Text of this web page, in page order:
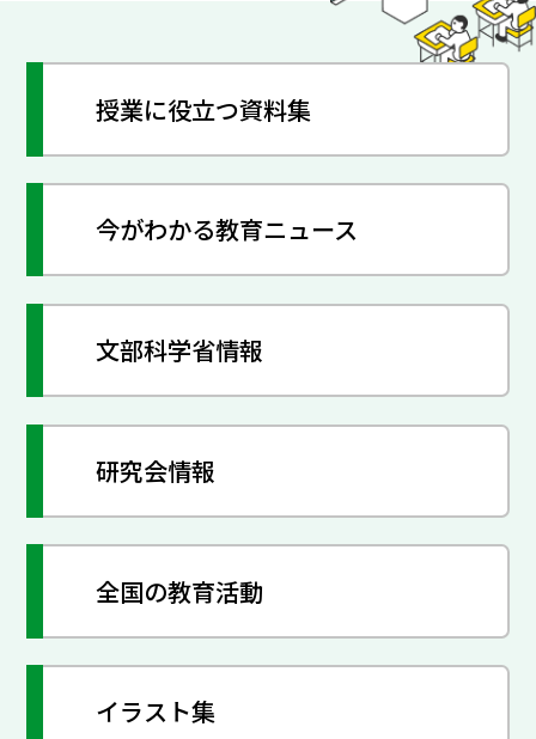
授業に役立つ資料集
今がわかる教育ニュース
文部科学省情報
研究会情報
全国の教育活動
イラスト集